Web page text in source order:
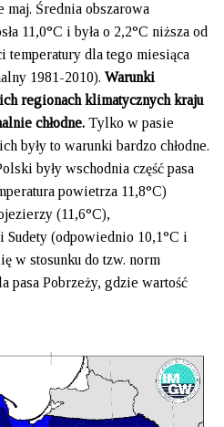
maj. Średnia obszarowa
11,0°C i była o 2,2°C niższa od
dla tego miesiąca
1981-2010).Warunki
regionach klimatycznych kraju
chłodne. Tylko w pasie
były to warunki bardzo chłodne.
były wschodnia część pasa
powietrza 11,8°C)
(11,6°C),
Sudety (odpowiednio 10,1°C i
w stosunku do tzw. norm
pasa Pobrzeży, gdzie wartość